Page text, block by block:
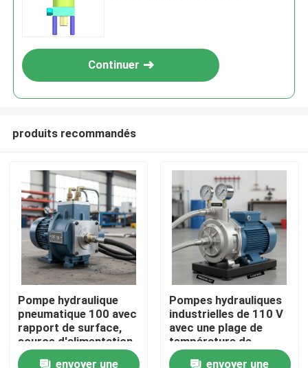
À la maison
Produits
Vidéos
Continuer
produits recommandés
Pompe hydraulique
pneumatique 100 avec
rapport de surface,
source d'alimentation
électrique manuelle à
envoyer une
Pompes hydrauliques
industrielles de 110 V
avec une plage de
température de
fonctionnement de
envoyer une